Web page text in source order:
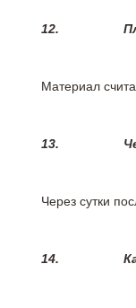
12.
Материал
13.
Через сутки
14.